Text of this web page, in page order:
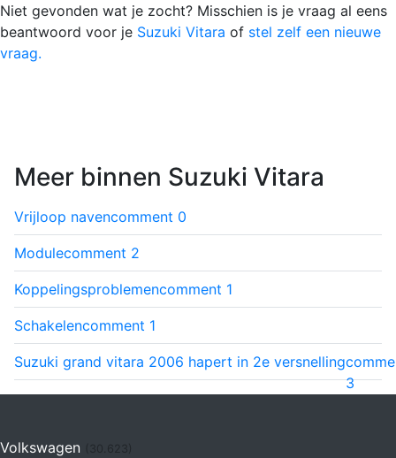
Niet gevonden wat je zocht? Misschien is je vraag al eens
beantwoord voor je Suzuki Vitara of stel zelf een nieuwe
vraag.
Meer binnen Suzuki Vitara
Vrijloop navencomment 0
Modulecomment 2
Koppelingsproblemencomment 1
Schakelencomment 1
Suzuki grand vitara 2006 hapert in 2e versnelling
3
Volkswagen (30.623)